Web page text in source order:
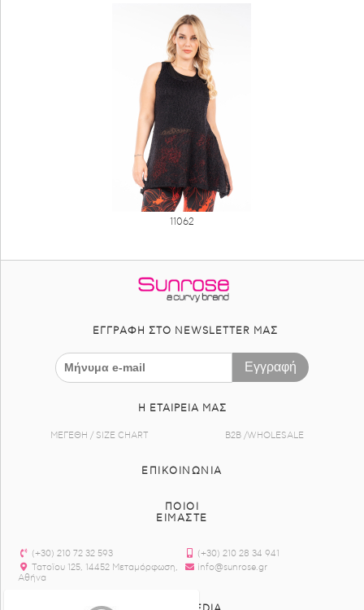
11062
ΕΓΓΡΑΦΉ ΣΤΟ NEWSLETTER ΜΑΣ
Εγγραφή
Η ΕΤΑΙΡΕΊΑ ΜΑΣ
ΜΕΓΕΘΗ / SIZE CHART B2B /WHOLESALE
ΕΠΙΚΟΙΝΩΝΊΑ
ΠΟΙΟΙ
ΕΙΜΑΣΤΕ
(+30) 210 72 32 593
(+30) 210 28 34 941
Τατοϊου 125, 14452 Μεταμόρφωση,
Αθήνα
info@sunrose.gr